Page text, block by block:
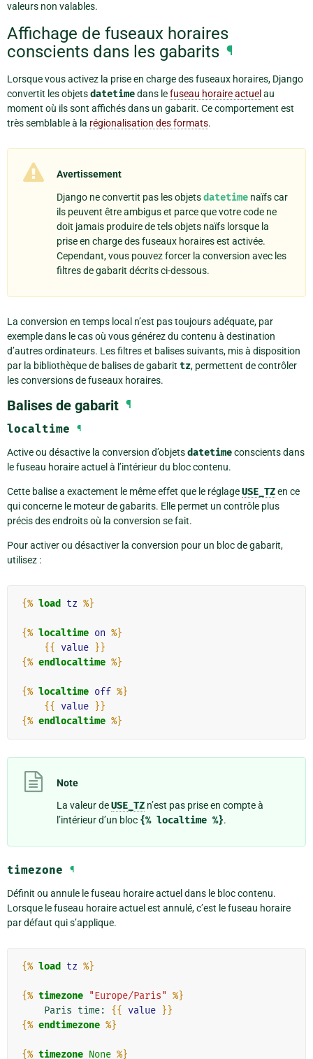
valeurs non valables.
Affichage de fuseaux horaires
conscients dans les gabarits ¶
Lorsque vous activez la prise en charge des fuseaux horaires, Django
convertit les objetsdatetimedans lefuseau horaire actuel au
moment où ils sont affichés dans un gabarit. Ce comportement est
très semblable à la régionalisation des formats.
Avertissement
Django ne convertit pas les objetsdatetime naïfs car
ils peuvent être ambigus et parce que votre code ne
doit jamais produire de tels objets naïfs lorsque la
prise en charge des fuseaux horaires est activée.
Cependant, vous pouvez forcer la conversion avec les
filtres de gabarit décrits ci-dessous.
La conversion en temps local n’est pas toujours adéquate, par
exemple dans le cas où vous générez du contenu à destination
d’autres ordinateurs. Les filtres et balises suivants, mis à disposition
par la bibliothèque de balises de gabarit tz, permettent de contrôler
les conversions de fuseaux horaires.
Balises de gabarit ¶
localtime
¶
Active ou désactive la conversion d’objetsdatetimeconscients dans
le fuseau horaire actuel à l’intérieur du bloc contenu.
Cette balise a exactement le même effet que le réglageUSE_TZen ce
qui concerne le moteur de gabarits. Elle permet un contrôle plus
précis des endroits où la conversion se fait.
Pour activer ou désactiver la conversion pour un bloc de gabarit,
utilisez :
{% load tz %}
{% localtime on %}
{{
value }}
{% endlocaltime %}
{% localtime off %}
{{
value }}
{% endlocaltime %}
Note
La valeur deUSE_TZ n’est pas prise en compte à
l’intérieur d’un bloc {% localtime %}.
timezone ¶
Définit ou annule le fuseau horaire actuel dans le bloc contenu.
Lorsque le fuseau horaire actuel est annulé, c’est le fuseau horaire
par défaut qui s’applique.
{% load tz %}
{% timezone "Europe/Paris" %}
    Paris time:
{{ value }}
{% endtimezone %}
{% timezone None %}